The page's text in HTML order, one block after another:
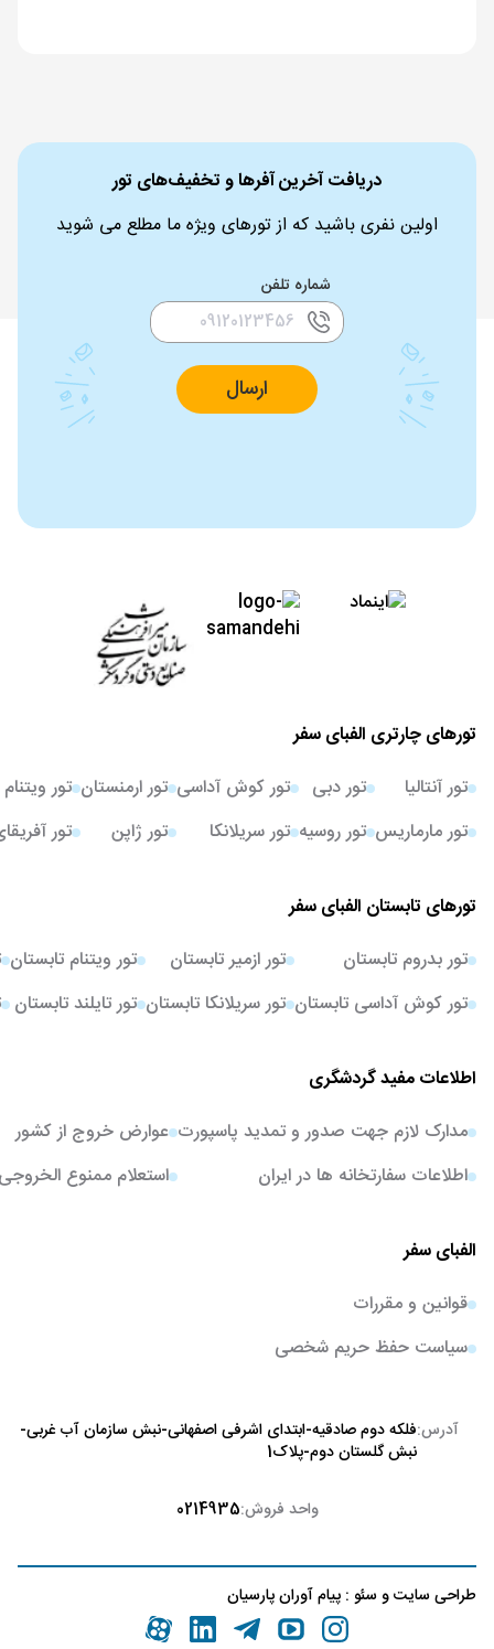
دریافت آخرین آفرها و تخفیف‌های تور
اولین نفری باشید که از تورهای ویژه ما مطلع می شوید
شماره تلفن
ارسال
تورهای چارتری الفبای سفر
تور آنتالیا
تور مارماریس
تور دبی
تور روسیه
تور کوش آداسی
تور سریلانکا
تور ارمنستان
تور ژاپن
تور ویتنام
تور
تورهای تابستان الفبای سفر
تور بدروم تابستان
تور کوش آداسی تابستان
تور ازمیر تابستان
تور سریلانکا تابستان
تور ویتنام تابستان
تور تایلند تابستان
اطلاعات مفید گردشگری
مدارک لازم جهت صدور و تمدید پاسپورت
اطلاعات سفارتخانه ها در ایران
عوارض خروج از کشور
استعلام ممنوع
الفبای سفر
قوانین و مقررات
سیاست حفظ حریم شخصی
آدرس:فلکه دوم صادقیه-ابتدای اشرفی اصفهانی-نبش سازمان آب غربی-
نبش گلستان دوم-پلاک1
واحد فروش:0214935
طراحی سایتوسئو : پیام آوران پارسیان